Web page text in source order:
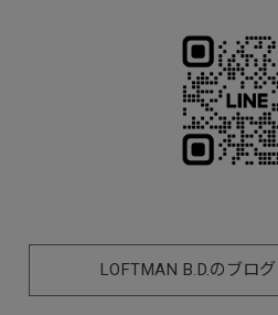
LOFTMAN B.D.のブログ